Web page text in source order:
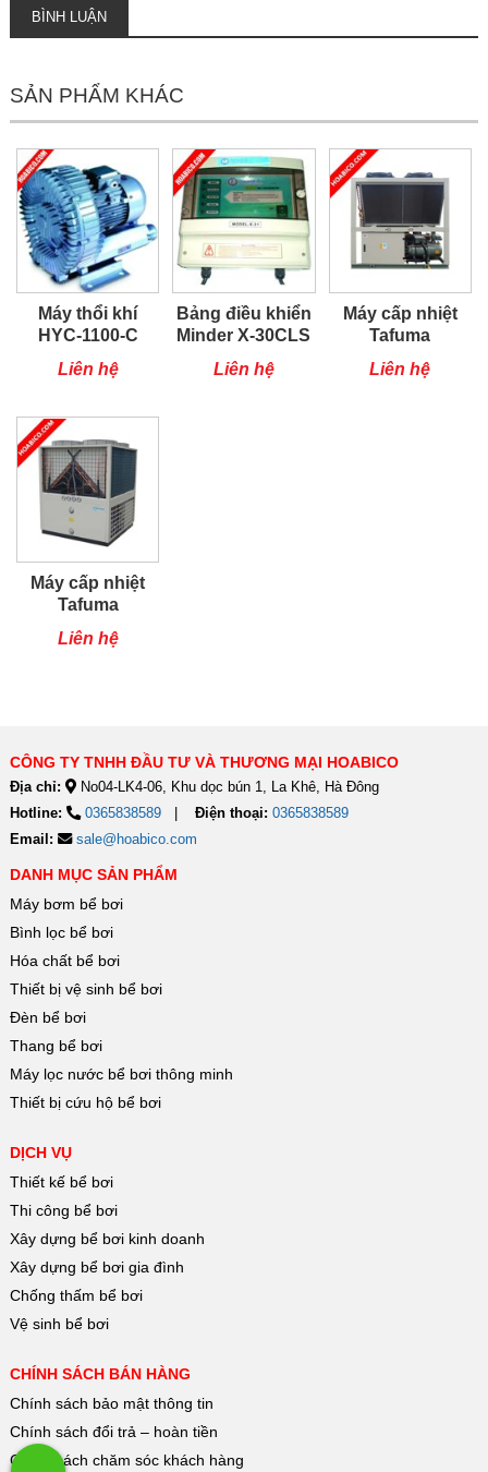
BÌNH LUẬN
SẢN PHẨM KHÁC
Máy thổi khí
HYC-1100-C
Liên hệ
Bảng điều khiển
Minder X-30CLS
Liên hệ
Máy cấp nhiệt
Tafuma
TSQ100RP
Liên hệ
Máy cấp nhiệt
Tafuma
TSQ80RP
Liên hệ
CÔNG TY TNHH ĐẦU TƯ VÀ THƯƠNG MẠI HOABICO
Địa chỉ:
No04-LK4-06, Khu dọc bún 1, La Khê, Hà Đông
Hotline:
0365838589 Điện thoại: 0365838589
Email:
sale@hoabico.com
DANH MỤC SẢN PHẨM
Máy bơm bể bơi
Bình lọc bể bơi
Hóa chất bể bơi
Thiết bị vệ sinh bể bơi
Đèn bể bơi
Thang bể bơi
Máy lọc nước bể bơi thông minh
Thiết bị cứu hộ bể bơi
DỊCH VỤ
Thiết kế bể bơi
Thi công bể bơi
Xây dựng bể bơi kinh doanh
Xây dựng bể bơi gia đình
Chống thấm bể bơi
Vệ sinh bể bơi
CHÍNH SÁCH BÁN HÀNG
Chính sách bảo mật thông tin
Chính sách đổi trả – hoàn tiền
Chính sách chăm sóc khách hàng